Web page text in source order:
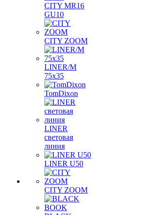
CITY MR16
GU10
CITY ZOOM
LINER/M
75х35
TomDixon
LINER
световая
линия
LINER U50
CITY ZOOM